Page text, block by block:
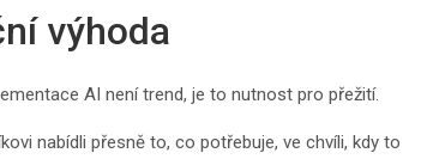
výhoda
AI není trend, je to nutnost pro přežití.
nabídli přesně to, co potřebuje, ve chvíli, kdy to